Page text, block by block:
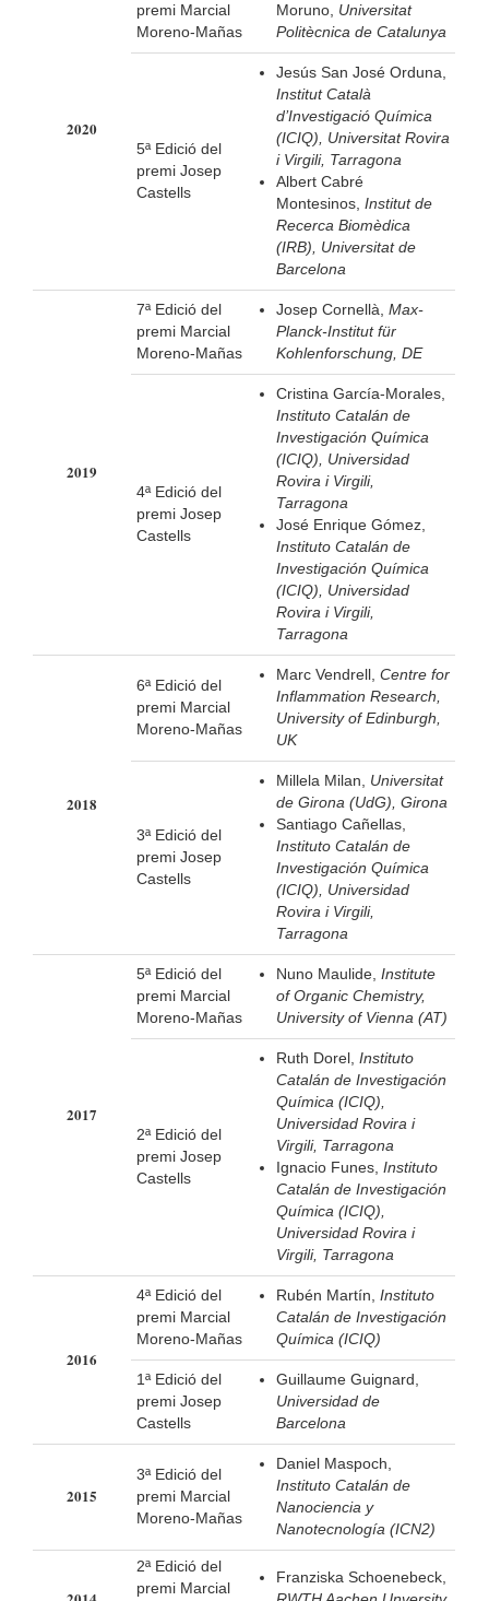
2020
premi Marcial
Moreno-Mañas
Moruno, Universitat
Politècnica de Catalunya
5ª Edició del
premi Josep
Castells
Jesús San José Orduna,
Institut Català
d’Investigació Química
(ICIQ), Universitat Rovira
i Virgili, Tarragona
Albert Cabré
Montesinos, Institut de
Recerca Biomèdica
(IRB), Universitat de
Barcelona
2019
7ª Edició del
premi Marcial
Moreno-Mañas
Josep Cornellà, Max-
Planck-Institut für
Kohlenforschung, DE
4ª Edició del
premi Josep
Castells
Cristina García-Morales,
Instituto Catalán de
Investigación Química
(ICIQ), Universidad
Rovira i Virgili,
Tarragona
José Enrique Gómez,
Instituto Catalán de
Investigación Química
(ICIQ), Universidad
Rovira i Virgili,
Tarragona
2018
6ª Edició del
premi Marcial
Moreno-Mañas
Marc Vendrell, Centre for
Inflammation Research,
University of Edinburgh,
UK
3ª Edició del
premi Josep
Castells
Millela Milan, Universitat
de Girona (UdG), Girona
Santiago Cañellas,
Instituto Catalán de
Investigación Química
(ICIQ), Universidad
Rovira i Virgili,
Tarragona
2017
5ª Edició del
premi Marcial
Moreno-Mañas
Nuno Maulide, Institute
of Organic Chemistry,
University of Vienna (AT)
2ª Edició del
premi Josep
Castells
Ruth Dorel, Instituto
Catalán de Investigación
Química (ICIQ),
Universidad Rovira i
Virgili, Tarragona
Ignacio Funes, Instituto
Catalán de Investigación
Química (ICIQ),
Universidad Rovira i
Virgili, Tarragona
2016
4ª Edició del
premi Marcial
Moreno-Mañas
Rubén Martín, Instituto
Catalán de Investigación
Química (ICIQ)
1ª Edició del
premi Josep
Castells
Guillaume Guignard,
Universidad de
Barcelona
2015
3ª Edició del
premi Marcial
Moreno-Mañas
Daniel Maspoch,
Instituto Catalán de
Nanociencia y
Nanotecnología (ICN2)
2ª Edició del
premi Marcial
Franziska Schoenebeck,